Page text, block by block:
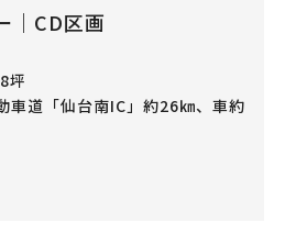
｜CD区画
坪
車道「仙台南IC」約26㎞、車約